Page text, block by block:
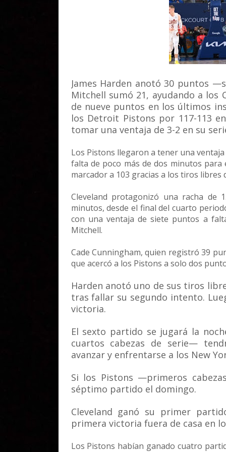
James Harden anotó 30 puntos
Mitchell sumó 21, ayudando a los
de nueve puntos en los últimos
los Detroit Pistons por 117-113
tomar una ventaja de 3-2 en su
Los Pistons llegaron a tener una
falta de poco más de dos minutos
marcador a 103 gracias a los tiros
Cleveland protagonizó una racha
minutos, desde el final del cuarto
con una ventaja de siete puntos a
Mitchell.
Cade Cunningham, quien registró 39
que acercó a los Pistons a solo dos
Harden anotó uno de sus tiros
tras fallar su segundo intento.
victoria.
El sexto partido se jugará la
cuartos cabezas de serie—
avanzar y enfrentarse a los New
Si los Pistons —primeros
séptimo partido el domingo.
Cleveland ganó su primer
primera victoria fuera de casa en
Los Pistons habían ganado cuatro